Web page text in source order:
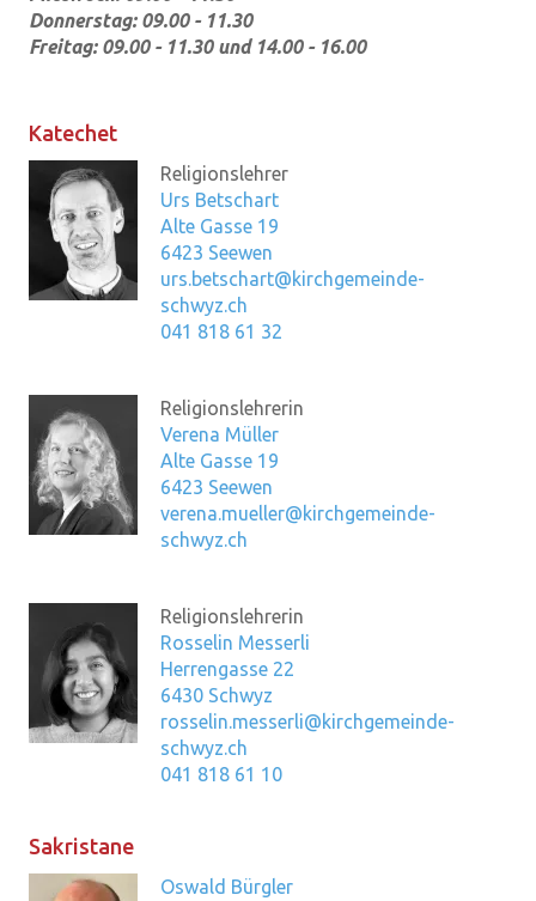
Donnerstag: 09.00 - 11.30
Freitag: 09.00 - 11.30 und 14.00 - 16.00
Katechet
Religionslehrer
Urs Betschart
Alte Gasse 19
6423 Seewen
urs.betschart@kirchgemeinde-
schwyz.ch
041 818 61 32
Religionslehrerin
Verena Müller
Alte Gasse 19
6423 Seewen
verena.mueller@kirchgemeinde-
schwyz.ch
Religionslehrerin
Rosselin Messerli
Herrengasse 22
6430 Schwyz
rosselin.messerli@kirchgemeinde-
schwyz.ch
041 818 61 10
Sakristane
Oswald Bürgler